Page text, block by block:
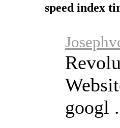
speed index
googl